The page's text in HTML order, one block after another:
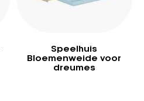
Speelhuis
Bloemenweide voor
dreumes